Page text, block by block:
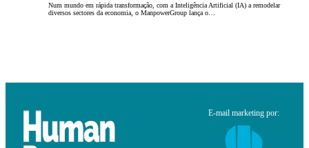
Num mundo em rápida transformação, com a Inteligência Artificial (IA) a remodelar
diversos sectores da economia, o ManpowerGroup lança o…
E-mail marketing por: